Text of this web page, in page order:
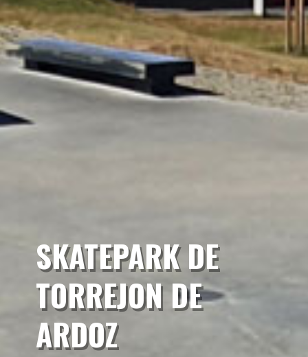
SKATEPARK DE
TORREJON DE
ARDOZ